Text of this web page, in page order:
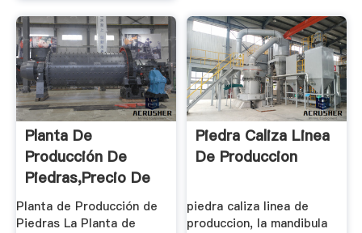
Planta De
Producción De
Piedras,precio De
Planta De ...
Planta de Producción de
Piedras La Planta de
Piedra Caliza Linea
De Produccion
piedra caliza linea de
produccion, la mandibula